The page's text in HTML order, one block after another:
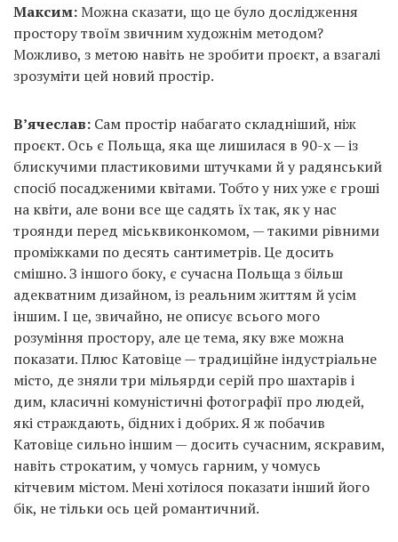
Максим:Можна сказати, що це було дослідження
простору твоїм звичним художнім методом?
Можливо, з метою навіть не зробити проєкт, а взагалі
зрозуміти цей новий простір.
В’ячеслав: Сам простір набагато складніший, ніж
проєкт. Ось є Польща, яка ще лишилася в 90-х — із
блискучими пластиковими штучками й у радянський
спосіб посадженими квітами. Тобто у них уже є гроші
на квіти, але вони все ще садять їх так, як у нас
троянди перед міськвиконкомом, — такими рівними
проміжками по десять сантиметрів. Це досить
смішно. З іншого боку, є сучасна Польща з більш
адекватним дизайном, із реальним життям й усім
іншим. І це, звичайно, не описує всього мого
розуміння простору, але це тема, яку вже можна
показати. Плюс Катовіце — традиційне індустріальне
місто, де зняли три мільярди серій про шахтарів і
дим, класичні комуністичні фотографії про людей,
які страждають, бідних і добрих. Я ж побачив
Катовіце сильно іншим — досить сучасним, яскравим,
навіть строкатим, у чомусь гарним, у чомусь
кітчевим містом. Мені хотілося показати інший його
бік, не тільки ось цей романтичний.